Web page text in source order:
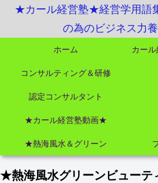
★カール経営塾★経営学用語
の為のビジネス力
ホーム
コンサルティング＆研修
認定コンサルタント
★カール経営塾動画★
★熱海風水＆グリーン
★熱海風水グリーンビュー